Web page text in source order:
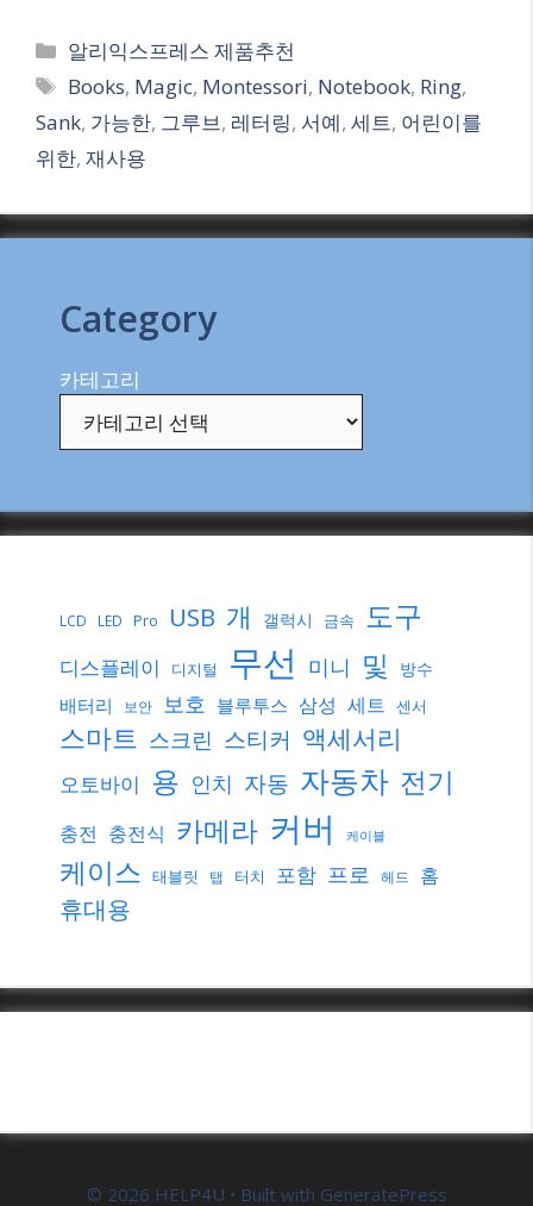
Categories
알리익스프레스 제품추천
Tags
Books, Magic, Montessori, Notebook, Ring,
Sank, 가능한, 그루브, 레터링, 서예, 세트, 어린이를
위한, 재사용
Category
카테고리
LCD LED Pro USB 개 갤럭시 금속 도구
디스플레이 디지털 무선 미니 및 방수
배터리 보안 보호 블루투스 삼성 세트 센서
스마트 스크린 스티커 액세서리
오토바이 용 인치 자동 자동차 전기
충전 충전식 카메라 커버 케이블
케이스 태블릿 탭 터치 포함 프로 헤드 홈
휴대용
© 2026 HELP4U • Built with GeneratePress